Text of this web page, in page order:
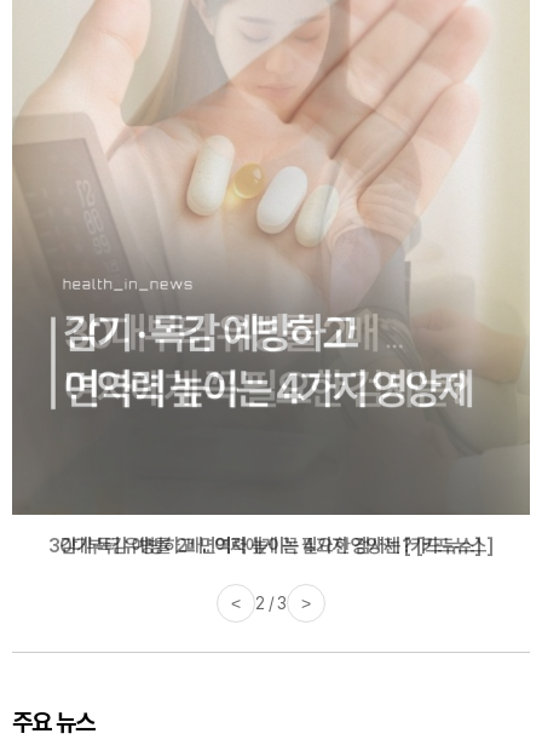
감기·독감 예방하고 면역력 높이는 4가지 영양제 [카드뉴스]
< 3 / 3 >
주요 뉴스